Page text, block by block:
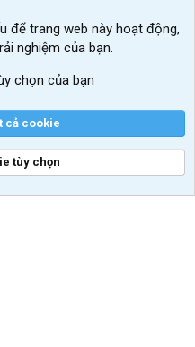
Windows/ Office miễn phí
Xenforo
và tài trợ
để trang web này hoạt động,
nghiệm của bạn.
chọn của bạn
cả cookie
tùy chọn